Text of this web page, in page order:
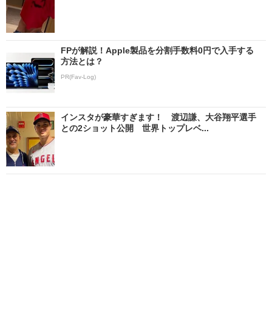
FPが解説！Apple製品を分割手数料0円で入手する
方法とは？
PR(Fav-Log)
インスタが豪華すぎます！ 渡辺謙、大谷翔平選手
との2ショット公開 世界トップレベ...